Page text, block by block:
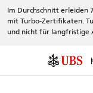
Im Durchschnitt erleiden
mit Turbo-Zertifikaten.
und nicht für langfristige